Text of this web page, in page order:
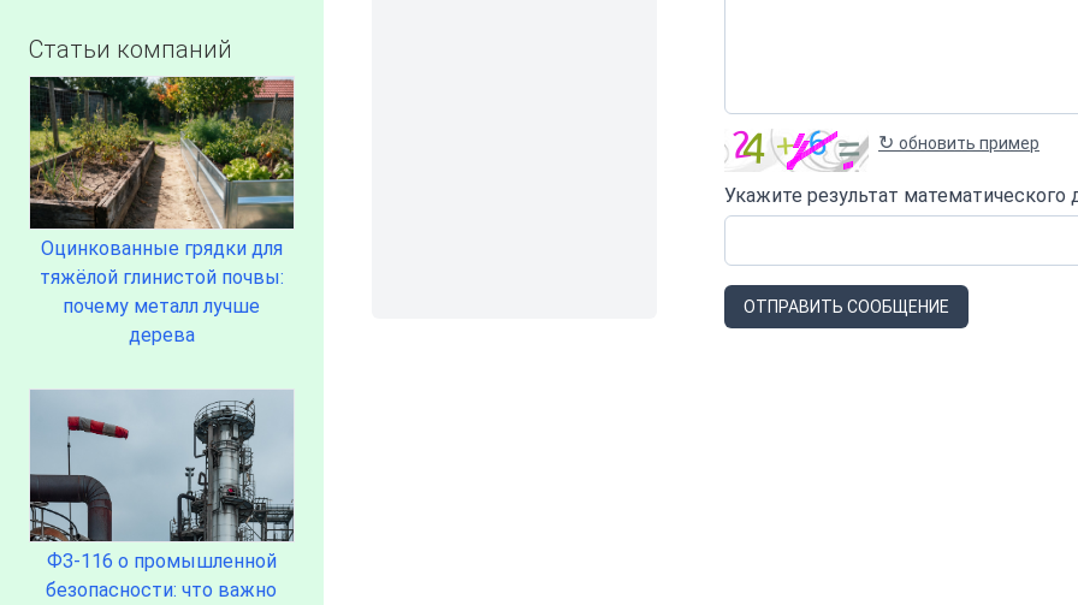
Статьи компаний
Оцинкованные грядки для
тяжёлой глинистой почвы:
почему металл лучше
дерева
ФЗ-116 о промышленной
безопасности: что важно
↻ обновить пример
Укажите результат математического
ОТПРАВИТЬ СООБЩЕНИЕ